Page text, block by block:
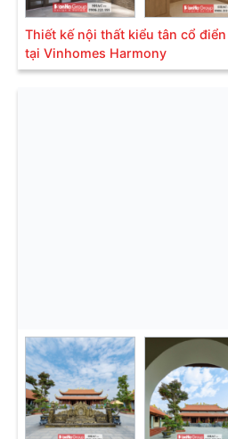
Thiết kế nội thất kiểu tân cổ
tại Vinhomes Harmony